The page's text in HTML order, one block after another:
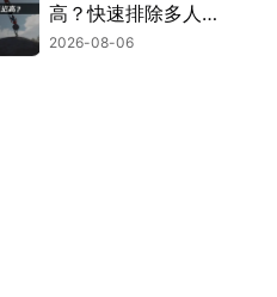
高？快速排除多人游
玩卡顿困扰！
2026-08-06